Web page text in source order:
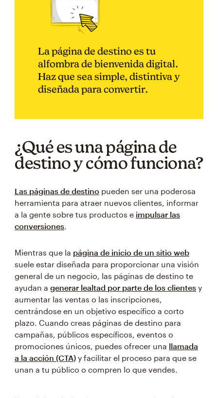
La página de destino es tu
alfombra de bienvenida digital.
Haz que sea simple, distintiva y
diseñada para convertir.
¿Qué es una página de
destino y cómo funciona?
Las páginas de destino pueden ser una poderosa
herramienta para atraer nuevos clientes, informar
a la gente sobre tus productos e impulsar las
conversiones.
Mientras que la página de inicio de un sitio web
suele estar diseñada para proporcionar una visión
general de un negocio, las páginas de destino te
ayudan a generar lealtad por parte de los clientes y
aumentar las ventas o las inscripciones,
centrándose en un objetivo específico a corto
plazo. Cuando creas páginas de destino para
campañas, públicos específicos, eventos o
promociones únicos, puedes ofrecer una llamada
a la acción (CTA) y facilitar el proceso para que se
unan a tu público o compren lo que vendes.